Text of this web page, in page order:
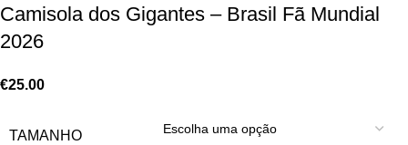
Camisola dos Gigantes – Brasil Fã Mundial
2026
€25.00
TAMANHO